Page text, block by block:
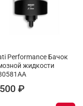
Performance Бачок
жидкости
₽